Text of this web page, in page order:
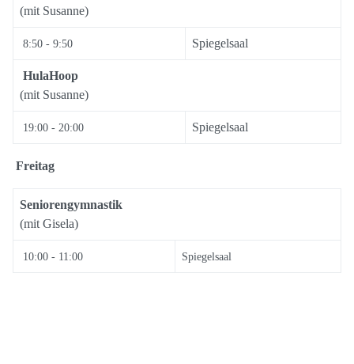
(mit Susanne)
8:50 - 9:50 Spiegelsaal
HulaHoop
(mit Susanne)
19:00 - 20:00 Spiegelsaal
Freitag
Seniorengymnastik
(mit Gisela)
10:00 - 11:00 Spiegelsaal